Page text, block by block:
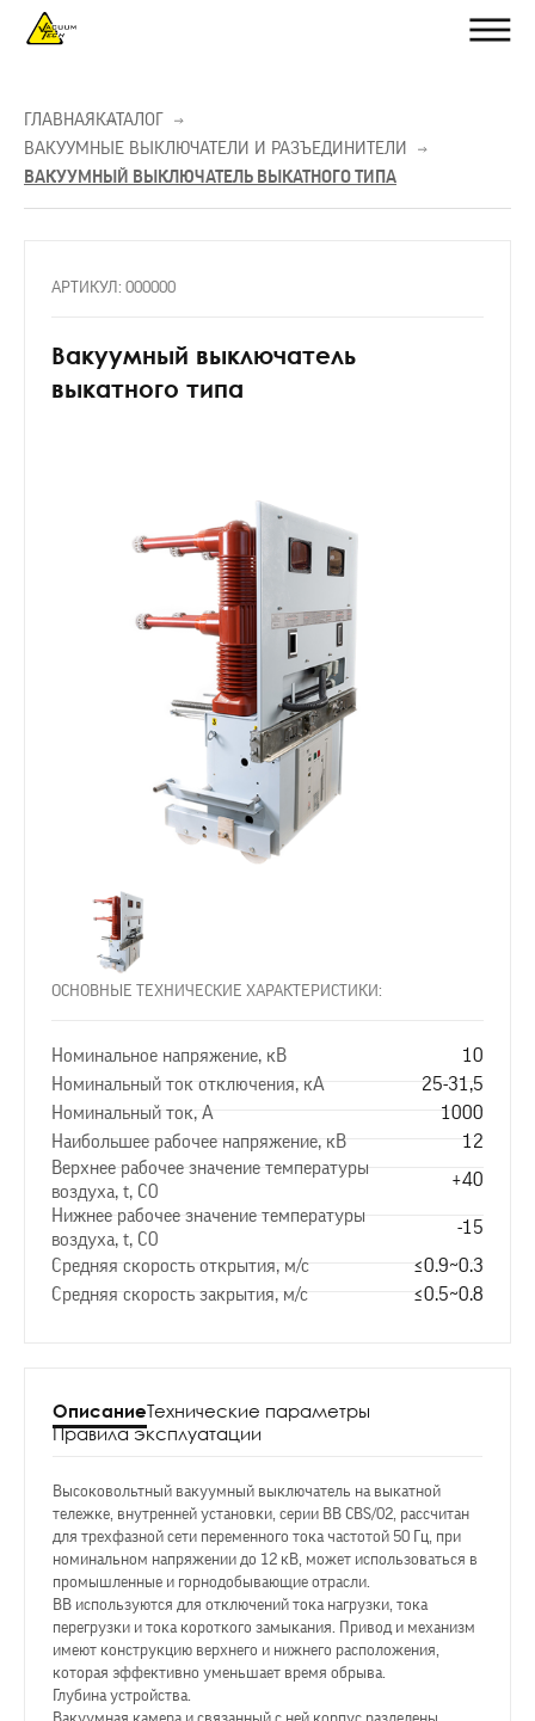
ГЛАВНАЯ КАТАЛОГ
ВАКУУМНЫЕ ВЫКЛЮЧАТЕЛИ И РАЗЪЕДИНИТЕЛИ
ВАКУУМНЫЙ ВЫКЛЮЧАТЕЛЬ ВЫКАТНОГО ТИПА
АРТИКУЛ: 000000
Вакуумный выключатель
выкатного типа
ОСНОВНЫЕ ТЕХНИЧЕСКИЕ ХАРАКТЕРИСТИКИ:
Номинальное напряжение, кВ
10
Номинальный ток отключения, кА
25-31,5
Номинальный ток, А
1000
Наибольшее рабочее напряжение, кВ
12
Верхнее рабочее значение температуры
воздуха, t, С0
+40
Нижнее рабочее значение температуры
воздуха, t, С0
-15
Средняя скорость открытия, м/с
≤0.9~0.3
Средняя скорость закрытия, м/с
≤0.5~0.8
ОписаниеТехнические параметры
Правила эксплуатации
Высоковольтный вакуумный выключатель на выкатной
тележке, внутренней установки, серии ВВ CBS/02, рассчитан
для трехфазной сети переменного тока частотой 50 Гц, при
номинальном напряжении до 12 кВ, может использоваться в
промышленные и горнодобывающие отрасли.
ВВ используются для отключений тока нагрузки, тока
перегрузки и тока короткого замыкания. Привод и механизм
имеют конструкцию верхнего и нижнего расположения,
которая эффективно уменьшает время обрыва.
Глубина устройства.